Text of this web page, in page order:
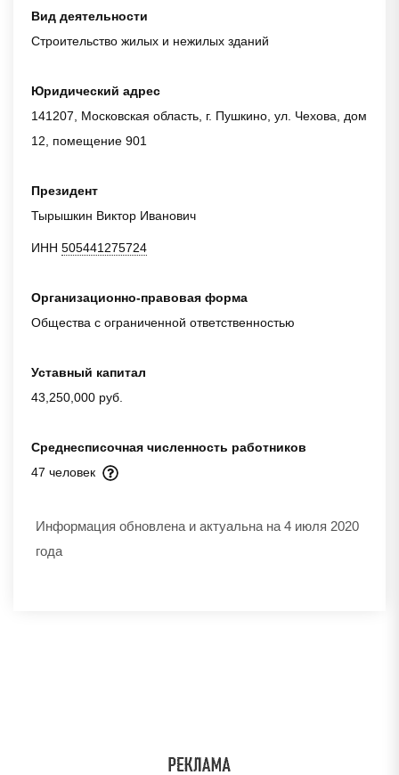
Вид деятельности
Строительство жилых и нежилых зданий
Юридический адрес
141207, Московская область, г. Пушкино, ул. Чехова, дом
12, помещение 901
Президент
Тырышкин Виктор Иванович
ИНН 505441275724
Организационно-правовая форма
Общества с ограниченной ответственностью
Уставный капитал
43,250,000 руб.
Среднесписочная численность работников
47 человек
Информация обновлена и актуальна на 4 июля 2020
года